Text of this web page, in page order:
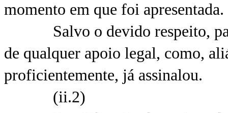
momento em que foi apresentada.
Salvo o devido respeito,
de qualquer apoio legal, como,
proficientemente, já assinalou.
(ii.2)